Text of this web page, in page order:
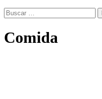
Buscar:
Comida